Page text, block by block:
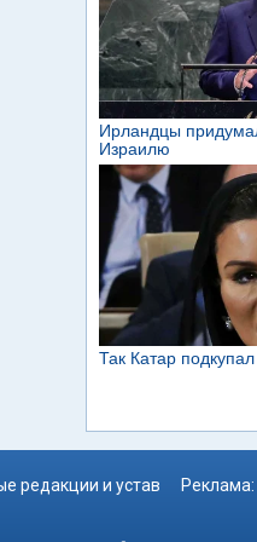
редакции и устав Реклама: